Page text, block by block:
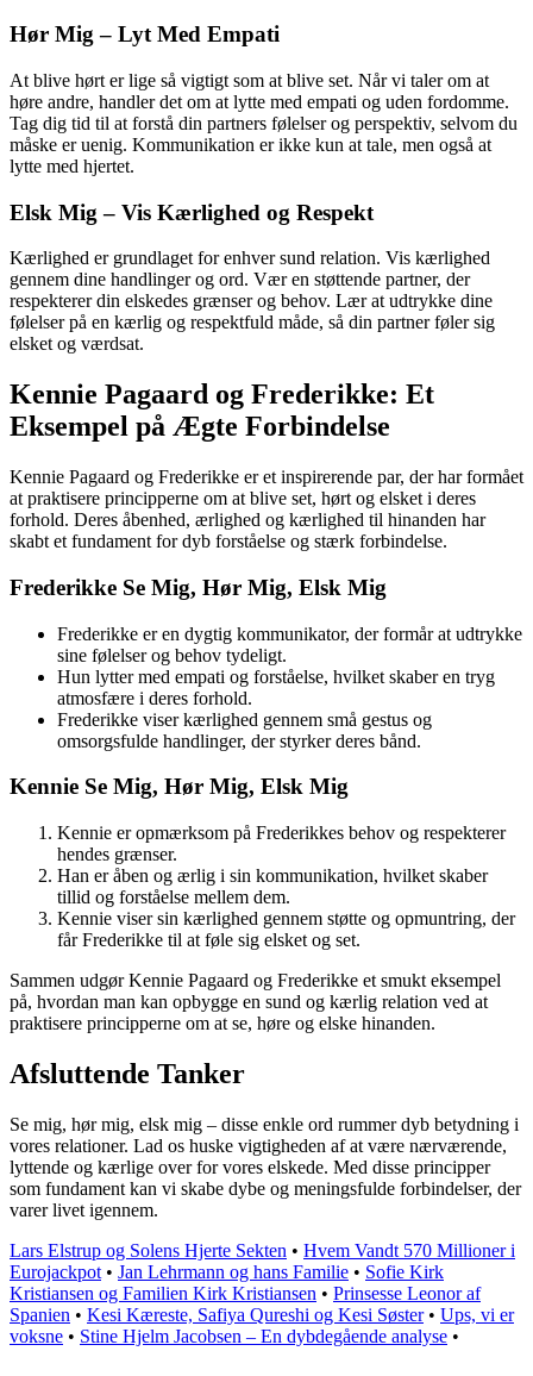
Hør Mig – Lyt Med Empati
At blive hørt er lige så vigtigt som at blive set. Når vi taler om at
høre andre, handler det om at lytte med empati og uden fordomme.
Tag dig tid til at forstå din partners følelser og perspektiv, selvom du
måske er uenig. Kommunikation er ikke kun at tale, men også at
lytte med hjertet.
Elsk Mig – Vis Kærlighed og Respekt
Kærlighed er grundlaget for enhver sund relation. Vis kærlighed
gennem dine handlinger og ord. Vær en støttende partner, der
respekterer din elskedes grænser og behov. Lær at udtrykke dine
følelser på en kærlig og respektfuld måde, så din partner føler sig
elsket og værdsat.
Kennie Pagaard og Frederikke: Et
Eksempel på Ægte Forbindelse
Kennie Pagaard og Frederikke er et inspirerende par, der har formået
at praktisere principperne om at blive set, hørt og elsket i deres
forhold. Deres åbenhed, ærlighed og kærlighed til hinanden har
skabt et fundament for dyb forståelse og stærk forbindelse.
Frederikke Se Mig, Hør Mig, Elsk Mig
Frederikke er en dygtig kommunikator, der formår at udtrykke
sine følelser og behov tydeligt.
Hun lytter med empati og forståelse, hvilket skaber en tryg
atmosfære i deres forhold.
Frederikke viser kærlighed gennem små gestus og
omsorgsfulde handlinger, der styrker deres bånd.
Kennie Se Mig, Hør Mig, Elsk Mig
Kennie er opmærksom på Frederikkes behov og respekterer
hendes grænser.
Han er åben og ærlig i sin kommunikation, hvilket skaber
tillid og forståelse mellem dem.
Kennie viser sin kærlighed gennem støtte og opmuntring, der
får Frederikke til at føle sig elsket og set.
Sammen udgør Kennie Pagaard og Frederikke et smukt eksempel
på, hvordan man kan opbygge en sund og kærlig relation ved at
praktisere principperne om at se, høre og elske hinanden.
Afsluttende Tanker
Se mig, hør mig, elsk mig – disse enkle ord rummer dyb betydning i
vores relationer. Lad os huske vigtigheden af at være nærværende,
lyttende og kærlige over for vores elskede. Med disse principper
som fundament kan vi skabe dybe og meningsfulde forbindelser, der
varer livet igennem.
Lars Elstrup og Solens Hjerte Sekten • Hvem Vandt 570 Millioner i
Eurojackpot • Jan Lehrmann og hans Familie • Sofie Kirk
Kristiansen og Familien Kirk Kristiansen • Prinsesse Leonor af
Spanien • Kesi Kæreste, Safiya Qureshi og Kesi Søster• Ups, vi er
voksne • Stine Hjelm Jacobsen – En dybdegående analyse •